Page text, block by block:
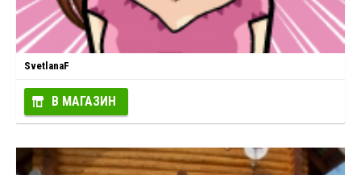
SvetlanaF
В МАГАЗИН